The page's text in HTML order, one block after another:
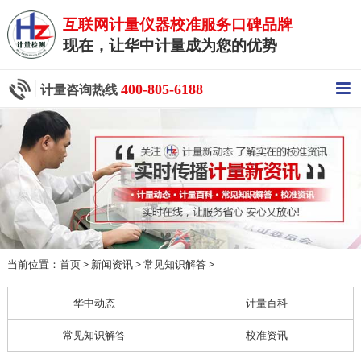
互联网计量仪器校准服务口碑品牌
现在，让华中计量成为您的优势
计量咨询热线 400-805-6188
当前位置： 首页> 新闻资讯> 常见知识解答>
华中动态 计量百科
常见知识解答 校准资讯